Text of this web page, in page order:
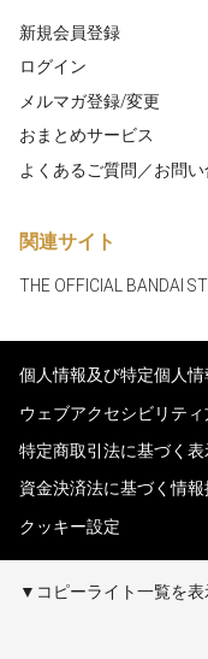
新規会員登録
ログイン
メルマガ登録/変更
おまとめサービス
よくあるご質問／お問
関連サイト
THE OFFICIAL BANDAI
個人情報及び特定個人
ウェブアクセシビリテ
特定商取引法に基づく表
資金決済法に基づく情
クッキー設定
▼コピーライト一覧を表